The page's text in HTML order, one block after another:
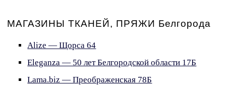
МАГАЗИНЫ ТКАНЕЙ, ПРЯЖИ Белгорода
Alize — Щорса 64
Eleganza — 50 лет Белгородской области 17Б
Lama.biz — Преображенская 78Б